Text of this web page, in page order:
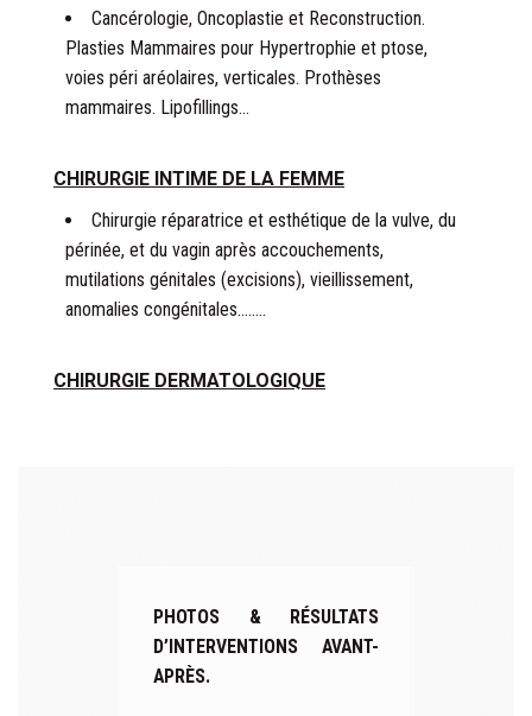
Cancérologie, Oncoplastie et Reconstruction.
Plasties Mammaires pour Hypertrophie et ptose,
voies péri aréolaires, verticales. Prothèses
mammaires. Lipofillings…
CHIRURGIE INTIME DE LA FEMME
Chirurgie réparatrice et esthétique de la vulve, du
périnée, et du vagin après accouchements,
mutilations génitales (excisions), vieillissement,
anomalies congénitales….….
CHIRURGIE DERMATOLOGIQUE
PHOTOS & RÉSULTATS
D’INTERVENTIONS AVANT-
APRÈS.